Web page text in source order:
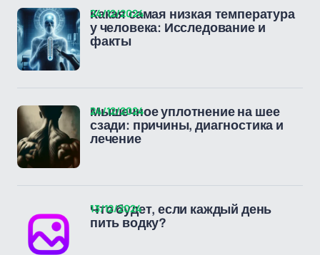
Какая самая низкая температура
у человека: Исследование и
факты
24/12/2024
Мышечное уплотнение на шее
сзади: причины, диагностика и
лечение
24/12/2024
Что будет, если каждый день
пить водку?
13/12/2024